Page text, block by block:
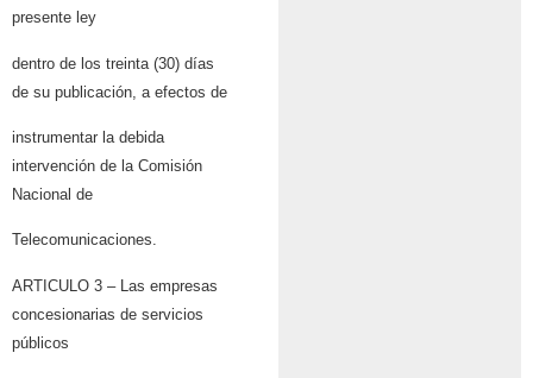
presente ley
dentro de los treinta (30) días
de su publicación, a efectos de
instrumentar la debida
intervención de la Comisión
Nacional de
Telecomunicaciones.
ARTICULO 3 – Las empresas
concesionarias de servicios
públicos